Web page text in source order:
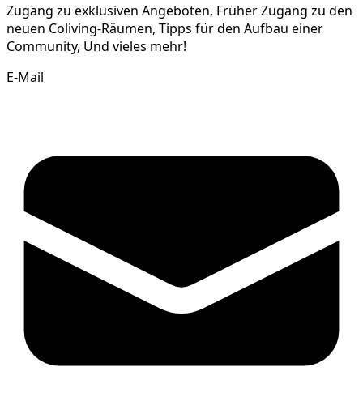
Zugang zu exklusiven Angeboten, Früher Zugang zu den
neuen Coliving-Räumen, Tipps für den Aufbau einer
Community, Und vieles mehr!
E-Mail